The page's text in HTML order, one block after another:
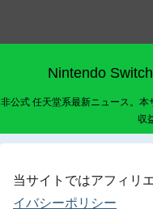
Nintendo
非公式 任天堂系最新ニュース。
収
当サイトではアフィリ
イバシーポリシー